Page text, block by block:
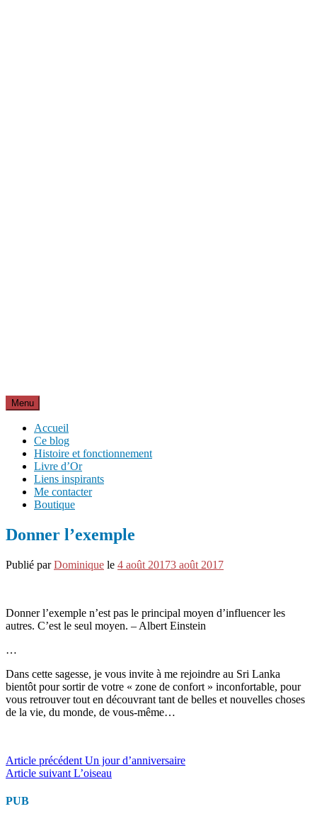
Menu
Accueil
Ce blog
Histoire et fonctionnement
Livre d’Or
Liens inspirants
Me contacter
Boutique
Donner l’exemple
Publié parDominique le 4 août 20173 août 2017
Donner l’exemple n’est pas le principal moyen d’influencer les
autres. C’est le seul moyen. – Albert Einstein
…
Dans cette sagesse, je vous invite à me rejoindre au Sri Lanka
bientôt pour sortir de votre « zone de confort » inconfortable, pour
vous retrouver tout en découvrant tant de belles et nouvelles choses
de la vie, du monde, de vous-même…
Lire
la
suite
Article précédent Un jour d’anniversaire
Article suivant L’oiseau
PUB